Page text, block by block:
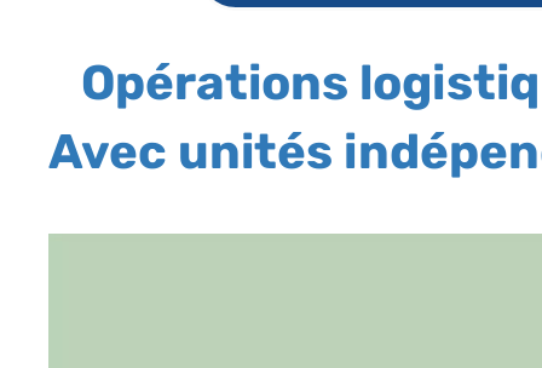
Opérations
Avec unités